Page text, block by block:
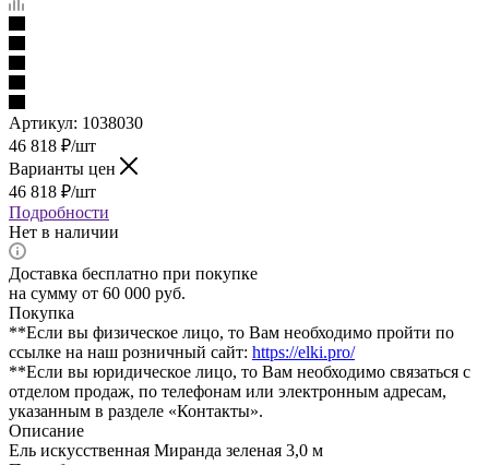
Артикул: 1038030
46 818 ₽/шт
Варианты цен
46 818 ₽/шт
Подробности
Нет в наличии
Доставка бесплатно при покупке
на сумму от 60 000 руб.
Покупка
**Если вы физическое лицо, то Вам необходимо пройти по
ссылке на наш розничный сайт: https://elki.pro/
**Если вы юридическое лицо, то Вам необходимо связаться с
отделом продаж, по телефонам или электронным адресам,
указанным в разделе «Контакты».
Описание
Ель искусственная Миранда зеленая 3,0 м